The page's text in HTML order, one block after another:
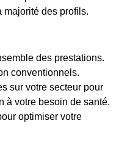
majorité des profils.
des prestations.
conventionnels.
sur votre secteur pour
à votre besoin de santé.
optimiser votre